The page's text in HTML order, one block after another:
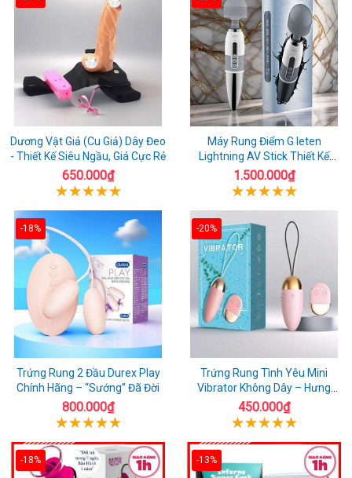
Dương Vật Giả (Cu Giả) Dây Đeo
- Thiết Kế Siêu Ngầu, Giá Cực Rẻ
650.000₫
Máy Rung Điểm G leten
Lightning AV Stick Thiết Kế
Thông Minh
1.500.000₫
-18%
Trứng Rung 2 Đầu Durex Play
Chính Hãng – “Sướng” Đã Đời
800.000₫
-20%
Trứng Rung Tình Yêu Mini
Vibrator Không Dây – Hưng
Phấn Mọi Nơi
450.000₫
-18% -13%